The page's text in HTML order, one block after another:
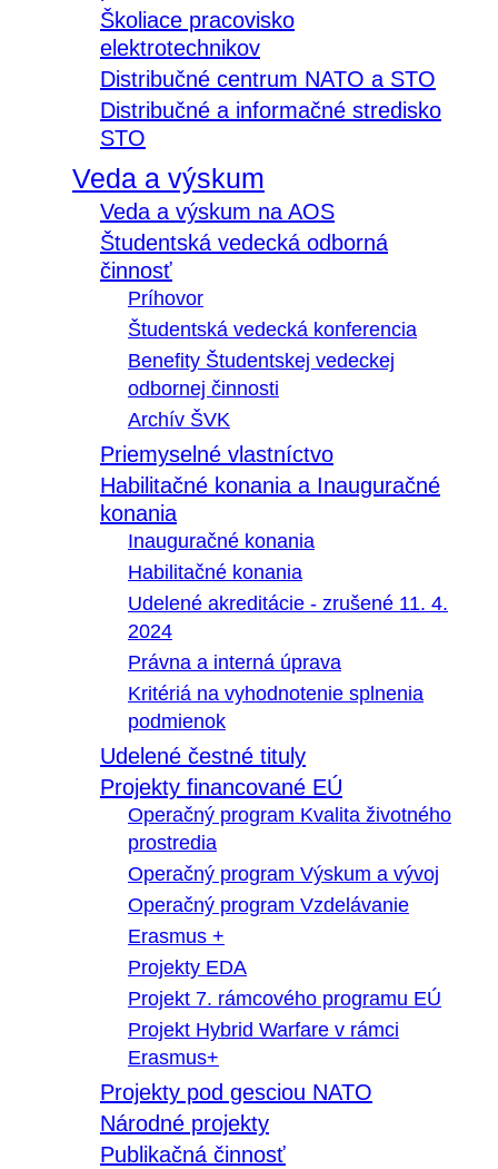
Školiace pracovisko
elektrotechnikov
Distribučné centrum NATO a STO
Distribučné a informačné stredisko
STO
Veda a výskum
Veda a výskum na AOS
Študentská vedecká odborná
činnosť
Príhovor
Študentská vedecká konferencia
Benefity Študentskej vedeckej
odbornej činnosti
Archív ŠVK
Priemyselné vlastníctvo
Habilitačné konania a Inauguračné
konania
Inauguračné konania
Habilitačné konania
Udelené akreditácie - zrušené 11. 4.
2024
Právna a interná úprava
Kritériá na vyhodnotenie splnenia
podmienok
Udelené čestné tituly
Projekty financované EÚ
Operačný program Kvalita životného
prostredia
Operačný program Výskum a vývoj
Operačný program Vzdelávanie
Erasmus +
Projekty EDA
Projekt 7. rámcového programu EÚ
Projekt Hybrid Warfare v rámci
Erasmus+
Projekty pod gesciou NATO
Národné projekty
Publikačná činnosť